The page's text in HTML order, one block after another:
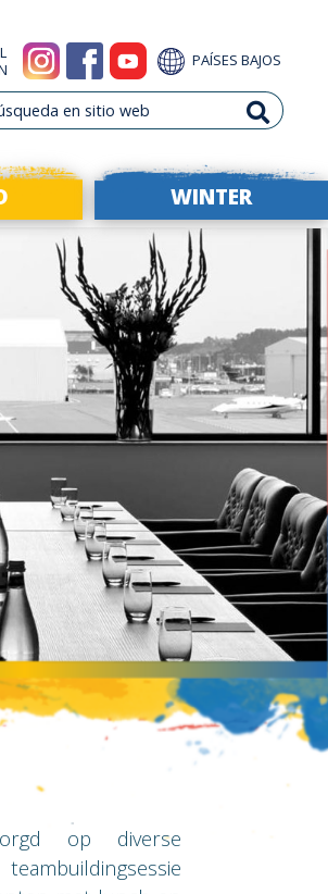
PAÍSES BAJOS
WINTER
op diverse